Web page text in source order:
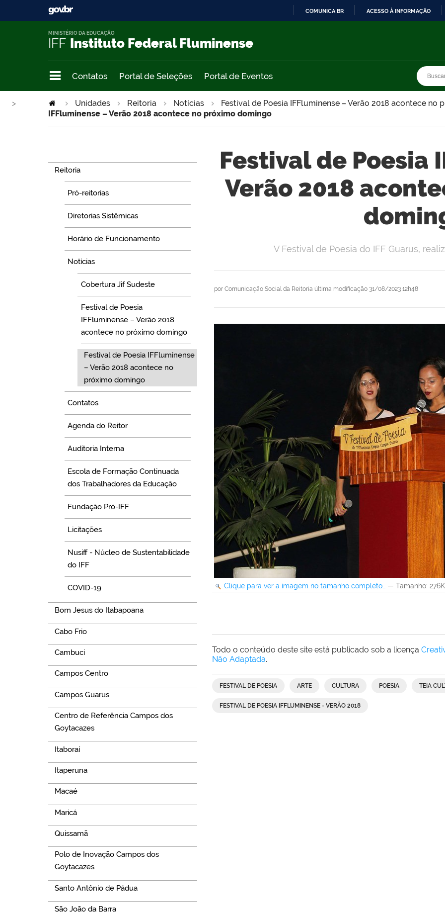
COMUNICA BR ACESSO À INFORMAÇÃO
IFF Instituto Federal Fluminense
MINISTÉRIO DA EDUCAÇÃO
Contatos Portal de Seleções Portal de Eventos
Unidades Reitoria Notícias Festival de Poesia IFFluminense – Verão 2018 acontece no
>
IFFluminense – Verão 2018 acontece no próximo domingo
Reitoria
Pró-reitorias
Diretorias Sistêmicas
Horário de Funcionamento
Notícias
Cobertura Jif Sudeste
Festival de Poesia
IFFluminense – Verão 2018
acontece no próximo domingo
Festival de Poesia IFFluminense
– Verão 2018 acontece no
próximo domingo
Contatos
Agenda do Reitor
Auditoria Interna
Escola de Formação Continuada
dos Trabalhadores da Educação
Fundação Pró-IFF
Licitações
Nusiff - Núcleo de Sustentabilidade
do IFF
COVID-19
Bom Jesus do Itabapoana
Cabo Frio
Cambuci
Campos Centro
Campos Guarus
Centro de Referência Campos dos
Goytacazes
Itaboraí
Itaperuna
Macaé
Maricá
Quissamã
Polo de Inovação Campos dos
Goytacazes
Santo Antônio de Pádua
São João da Barra
Festival de Poesia
Verão 2018
por Comunicação Social da Reitoria última modificação 31/08/2023 12h48
V Festival de Poesia do IFF Guarus,
Clique para ver a imagem no tamanho completo… — Tamanho:
Todo o conteúdo deste site está publicado sob a licença
Não Adaptada.
FESTIVAL DE POESIA ARTE CULTURA POESIA TEIA
FESTIVAL DE POESIA IFFLUMINENSE - VERÃO 2018